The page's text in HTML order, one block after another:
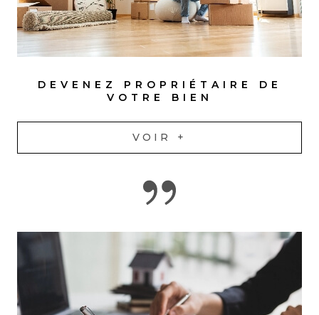
DEVENEZ PROPRIÉTAIRE DE
VOTRE BIEN
VOIR +